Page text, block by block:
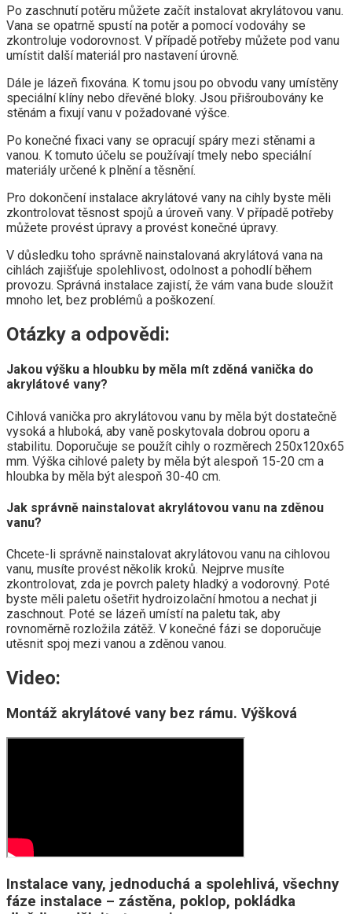
Po zaschnutí potěru můžete začít instalovat akrylátovou vanu.
Vana se opatrně spustí na potěr a pomocí vodováhy se
zkontroluje vodorovnost. V případě potřeby můžete pod vanu
umístit další materiál pro nastavení úrovně.
Dále je lázeň fixována. K tomu jsou po obvodu vany umístěny
speciální klíny nebo dřevěné bloky. Jsou přišroubovány ke
stěnám a fixují vanu v požadované výšce.
Po konečné fixaci vany se opracují spáry mezi stěnami a
vanou. K tomuto účelu se používají tmely nebo speciální
materiály určené k plnění a těsnění.
Pro dokončení instalace akrylátové vany na cihly byste měli
zkontrolovat těsnost spojů a úroveň vany. V případě potřeby
můžete provést úpravy a provést konečné úpravy.
V důsledku toho správně nainstalovaná akrylátová vana na
cihlách zajišťuje spolehlivost, odolnost a pohodlí během
provozu. Správná instalace zajistí, že vám vana bude sloužit
mnoho let, bez problémů a poškození.
Otázky a odpovědi:
Jakou výšku a hloubku by měla mít zděná vanička do
akrylátové vany?
Cihlová vanička pro akrylátovou vanu by měla být dostatečně
vysoká a hluboká, aby vaně poskytovala dobrou oporu a
stabilitu. Doporučuje se použít cihly o rozměrech 250x120x65
mm. Výška cihlové palety by měla být alespoň 15-20 cm a
hloubka by měla být alespoň 30-40 cm.
Jak správně nainstalovat akrylátovou vanu na zděnou
vanu?
Chcete-li správně nainstalovat akrylátovou vanu na cihlovou
vanu, musíte provést několik kroků. Nejprve musíte
zkontrolovat, zda je povrch palety hladký a vodorovný. Poté
byste měli paletu ošetřit hydroizolační hmotou a nechat ji
zaschnout. Poté se lázeň umístí na paletu tak, aby
rovnoměrně rozložila zátěž. V konečné fázi se doporučuje
utěsnit spoj mezi vanou a zděnou vanou.
Video:
Montáž akrylátové vany bez rámu. Výšková
Instalace vany, jednoduchá a spolehlivá, všechny
fáze instalace – zástěna, poklop, pokládka